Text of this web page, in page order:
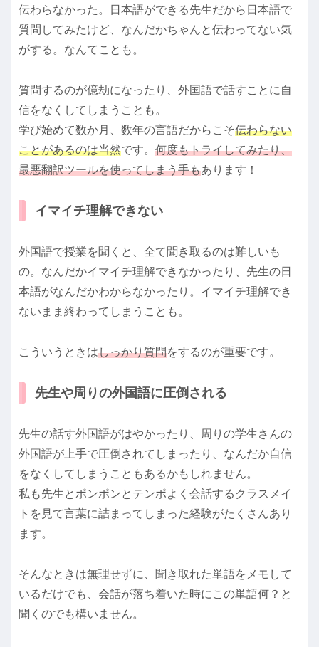
伝わらなかった。日本語ができる先生だから日本語で
質問してみたけど、なんだかちゃんと伝わってない気
がする。なんてことも。
質問するのが億劫になったり、外国語で話すことに自
信をなくしてしまうことも。
学び始めて数か月、数年の言語だからこそ伝わらない
ことがあるのは当然です。 何度もトライしてみたり、
最悪翻訳ツールを使ってしまう手もあります！
イマイチ理解できない
外国語で授業を聞くと、全て聞き取るのは難しいも
の。なんだかイマイチ理解できなかったり、先生の日
本語がなんだかわからなかったり。イマイチ理解でき
ないまま終わってしまうことも。
こういうときはしっかり質問をするのが重要です。
先生や周りの外国語に圧倒される
先生の話す外国語がはやかったり、周りの学生さんの
外国語が上手で圧倒されてしまったり、なんだか自信
をなくしてしまうこともあるかもしれません。
私も先生とポンポンとテンポよく会話するクラスメイ
トを見て言葉に詰まってしまった経験がたくさんあり
ます。
そんなときは無理せずに、聞き取れた単語をメモして
いるだけでも、会話が落ち着いた時にこの単語何？と
聞くのでも構いません。